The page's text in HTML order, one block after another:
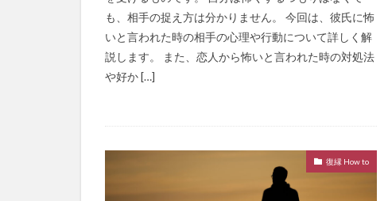
も、相手の捉え方は分かりません。 今回は、彼氏に怖
いと言われた時の相手の心理や行動について詳しく解
説します。 また、恋人から怖いと言われた時の対処法
や好か […]
復縁 How to